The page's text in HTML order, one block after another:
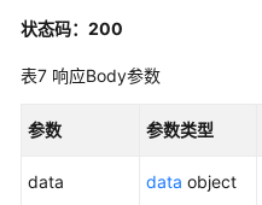
SDK
考
常
问
状态码：200
表7 响应Body参数
参数 参数类型
data data object